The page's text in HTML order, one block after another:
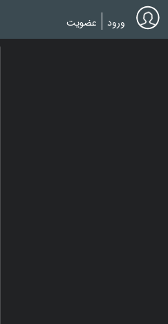
Skip
to
main
ورود عضویت